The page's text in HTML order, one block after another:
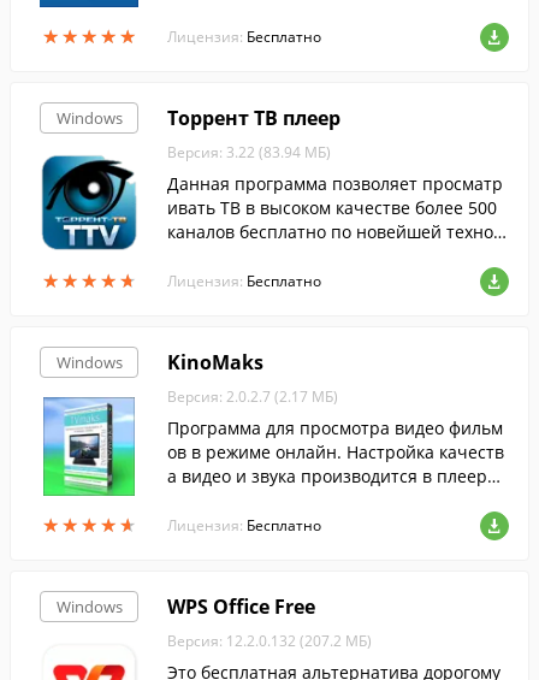
★★★★★
★★★★★
акже возможность слушать и скачивать
Лицензия: Бесплатно
Windows
★★★★★
★★★★★
Торрент ТВ плеер
Версия: 3.22 (83.94 МБ)
Данная программа позволяет просматр
ивать ТВ в высоком качестве более 500
каналов бесплатно по новейшей технол
Лицензия: Бесплатно
Windows
★★★★★
★★★★★
KinoMaks
Версия: 2.0.2.7 (2.17 МБ)
Программа для просмотра видео фильм
ов в режиме онлайн. Настройка качеств
а видео и звука производится в плеере,
находится на панели управления плеер
Лицензия: Бесплатно
Windows WPS Office Free
Версия: 12.2.0.132 (207.2 МБ)
Это бесплатная альтернатива дорогому